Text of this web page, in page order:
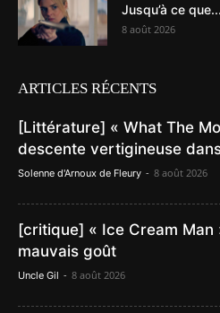
Jusqu’à ce que...
8 août 2026
ARTICLES RÉCENTS
[Littérature] « What The
descente vertigineuse
Solenne d'Arnoux de Fleury - 8 août 2026
[critique] « Ice Cream Man
mauvais goût
Uncle Gil - 8 août 2026